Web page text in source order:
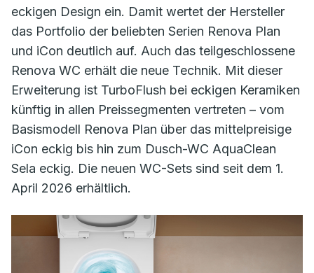
eckigen Design ein. Damit wertet der Hersteller
das Portfolio der beliebten Serien Renova Plan
und iCon deutlich auf. Auch das teilgeschlossene
Renova WC erhält die neue Technik. Mit dieser
Erweiterung ist TurboFlush bei eckigen Keramiken
künftig in allen Preissegmenten vertreten – vom
Basismodell Renova Plan über das mittelpreisige
iCon eckig bis hin zum Dusch-WC AquaClean
Sela eckig. Die neuen WC-Sets sind seit dem 1.
April 2026 erhältlich.